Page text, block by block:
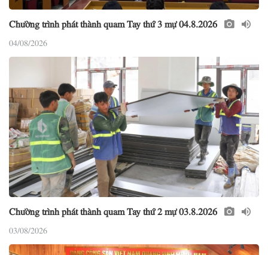
Chường trình phát thành quam Tay thứ 3 mự 04.8.2026
04/08/2026
Chường trình phát thành quam Tay thứ 2 mự 03.8.2026
03/08/2026